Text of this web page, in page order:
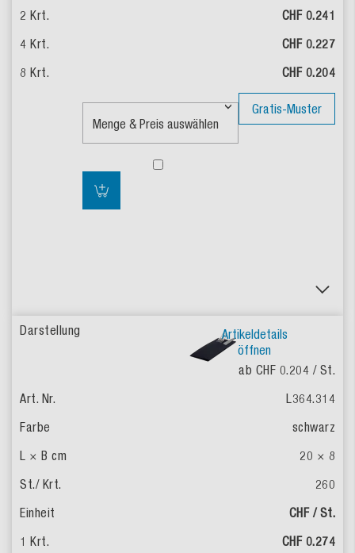
CHF 0.241
CHF 0.227
CHF 0.204
Gratis-Muster
Artikeldetails
öffnen
ab CHF 0.204 / St.
L364.314
schwarz
20 × 8
260
CHF / St.
CHF 0.274